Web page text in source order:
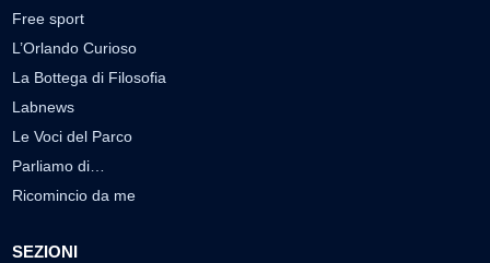
Free sport
L’Orlando Curioso
La Bottega di Filosofia
Labnews
Le Voci del Parco
Parliamo di…
Ricomincio da me
SEZIONI